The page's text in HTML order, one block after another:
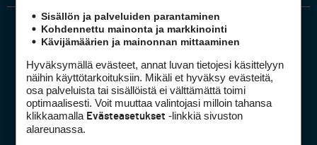
Golfpiste mediakortti
Sisällön ja palveluiden parantaminen
Kohdennettu mainonta ja markkinointi
Kävijämäärien ja mainonnan mittaaminen
Hyväksymällä evästeet, annat luvan tietojesi käsittelyyn
näihin käyttötarkoituksiin. Mikäli et hyväksy evästeitä,
osa palveluista tai sisällöistä ei välttämättä toimi
optimaalisesti. Voit muuttaa valintojasi milloin tahansa
klikkaamalla Evästeasetukset -linkkiä sivuston
alareunassa.